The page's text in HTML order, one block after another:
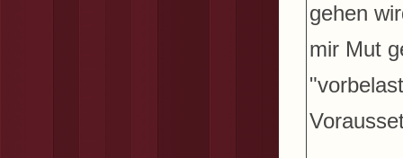
gehen
mir Mut